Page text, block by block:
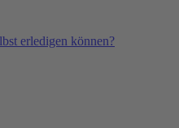
erledigen können?